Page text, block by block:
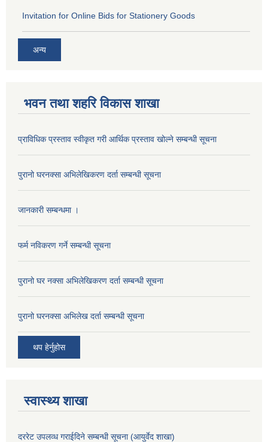
Invitation for Online Bids for Stationery Goods
अन्य
भवन तथा शहरि विकास शाखा
प्राविधिक प्रस्ताव स्वीकृत गरी आर्थिक प्रस्ताव खोल्ने सम्बन्धी सूचना
पुरानो घरनक्सा अभिलेखिकरण दर्ता सम्बन्धी सूचना
जानकारी सम्बन्धमा ।
फर्म नविकरण गर्ने सम्बन्धी सूचना
पुरानो घर नक्सा अभिलेखिकरण दर्ता सम्बन्धी सूचना
पुरानो घरनक्सा अभिलेख दर्ता सम्बन्धी सूचना
थप हेर्नुहोस
स्वास्थ्य शाखा
दररेट उपलव्ध गराईदिने सम्बन्धी सूचना (आयुर्वेद शाखा)